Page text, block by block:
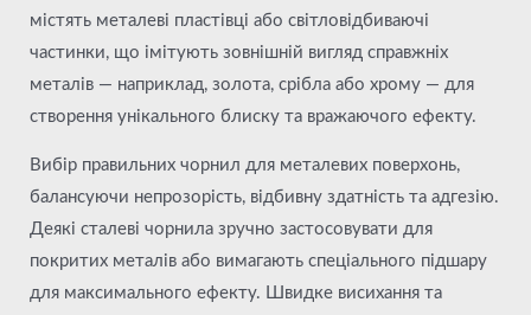
містять металеві пластівці або світловідбиваючі
частинки, що імітують зовнішній вигляд справжніх
металів — наприклад, золота, срібла або хрому — для
створення унікального блиску та вражаючого ефекту.
Вибір правильних чорнил для металевих поверхонь,
балансуючи непрозорість, відбивну здатність та адгезію.
Деякі сталеві чорнила зручно застосовувати для
покритих металів або вимагають спеціального підшару
для максимального ефекту. Швидке висихання та